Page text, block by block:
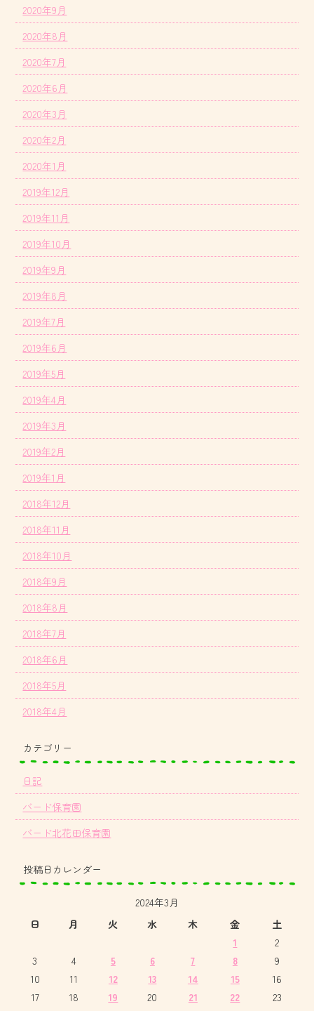
2020年9月
2020年8月
2020年7月
2020年6月
2020年3月
2020年2月
2020年1月
2019年12月
2019年11月
2019年10月
2019年9月
2019年8月
2019年7月
2019年6月
2019年5月
2019年4月
2019年3月
2019年2月
2019年1月
2018年12月
2018年11月
2018年10月
2018年9月
2018年8月
2018年7月
2018年6月
2018年5月
2018年4月
カテゴリー
日記
バード保育園
バード北花田保育園
投稿日カレンダー
2024年3月
日
月 火 水 木 金
土
1
2
3
4 5 6 7 8
9
10
11 12 13 14 15
16
17
18 19 20 21 22
23